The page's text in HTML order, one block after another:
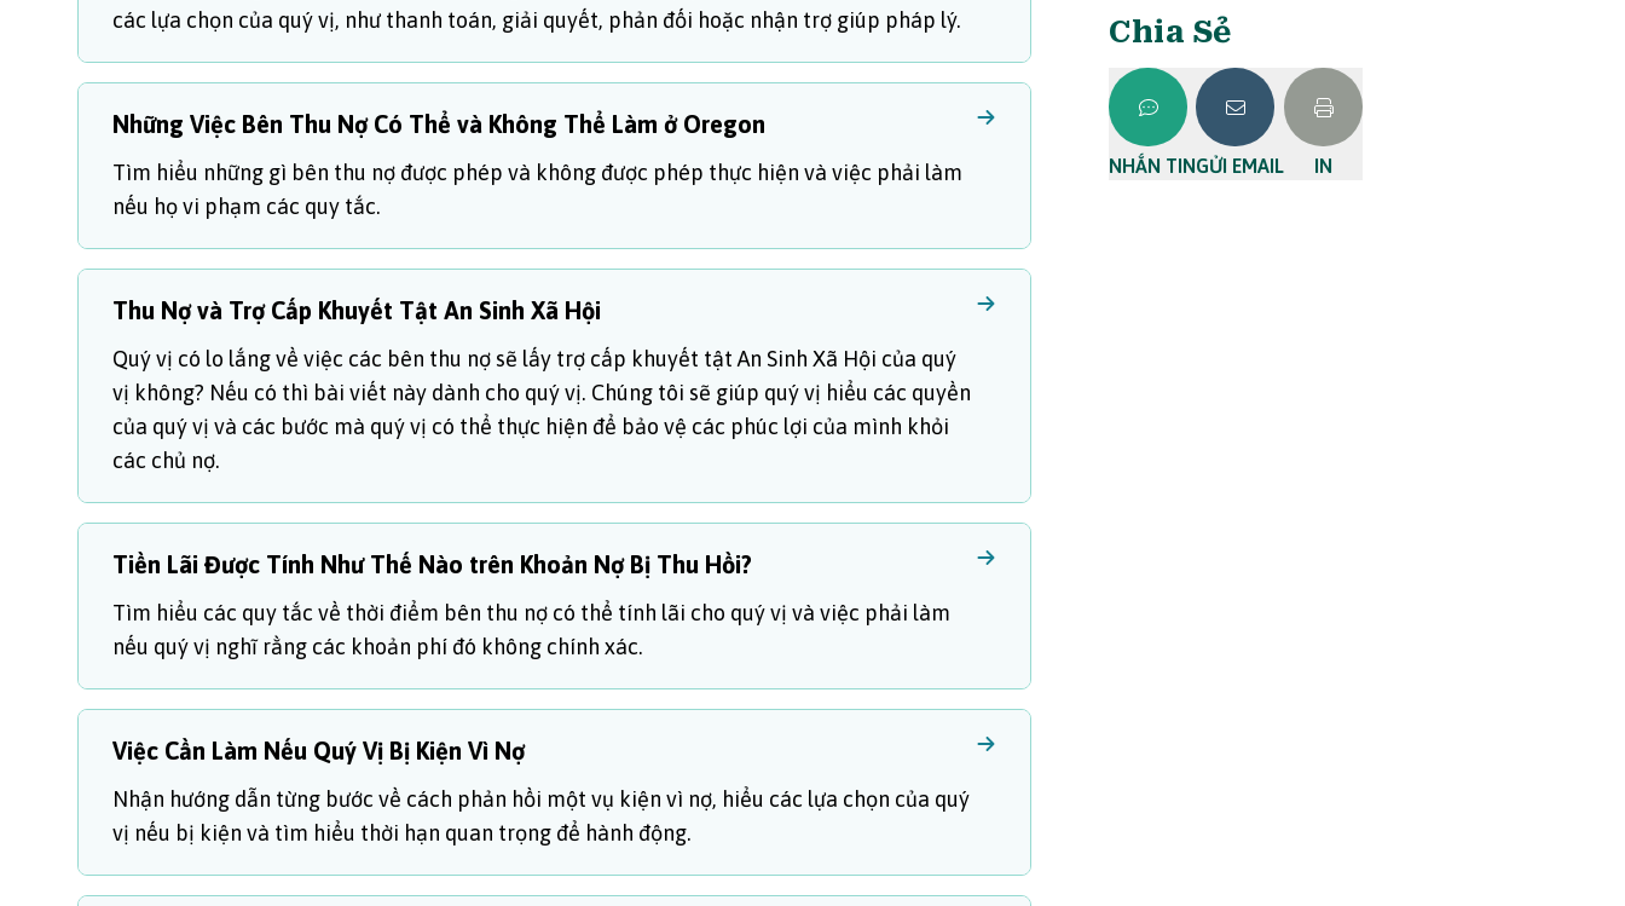
các lựa chọn của quý vị, như thanh toán, giải quyết, phản đối hoặc nhận trợ giúp pháp lý.
Những Việc Bên Thu Nợ Có Thể và Không Thể Làm ở Oregon
Tìm hiểu những gì bên thu nợ được phép và không được phép thực hiện và việc phải làm
nếu họ vi phạm các quy tắc.
Thu Nợ và Trợ Cấp Khuyết Tật An Sinh Xã Hội
Quý vị có lo lắng về việc các bên thu nợ sẽ lấy trợ cấp khuyết tật An Sinh Xã Hội của quý
vị không? Nếu có thì bài viết này dành cho quý vị. Chúng tôi sẽ giúp quý vị hiểu các quyền
của quý vị và các bước mà quý vị có thể thực hiện để bảo vệ các phúc lợi của mình khỏi
các chủ nợ.
Tiền Lãi Được Tính Như Thế Nào trên Khoản Nợ Bị Thu Hồi?
Tìm hiểu các quy tắc về thời điểm bên thu nợ có thể tính lãi cho quý vị và việc phải làm
nếu quý vị nghĩ rằng các khoản phí đó không chính xác.
Việc Cần Làm Nếu Quý Vị Bị Kiện Vì Nợ
Nhận hướng dẫn từng bước về cách phản hồi một vụ kiện vì nợ, hiểu các lựa chọn của quý
vị nếu bị kiện và tìm hiểu thời hạn quan trọng để hành động.
Chia Sẻ
NHẮN TINGỬI EMAIL IN